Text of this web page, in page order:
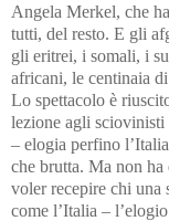
Angela Merkel, che
tutti, del resto. E gli
gli eritrei, i somali, i
africani, le centinaia
Lo spettacolo è
lezione agli sciovinisti
– elogia perfino
che brutta. Ma non ha
voler recepire chi una
come l’Italia –